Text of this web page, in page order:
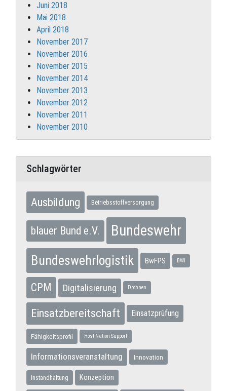
Juni 2018
Mai 2018
April 2018
November 2017
November 2016
November 2015
November 2014
November 2013
November 2012
November 2011
November 2010
Schlagwörter
Ausbildung Betriebsstoffversorgung
blauer Bund e.V. Bundeswehr
Bundeswehrlogistik BwFPS BWI
CPM Digitalisierung Drohnen
Einsatzbereitschaft Einsatzprüfung
Fähigkeitsprofil Host Nation Support
Informationsveranstaltung Innovation
Instandhaltung Konzeption